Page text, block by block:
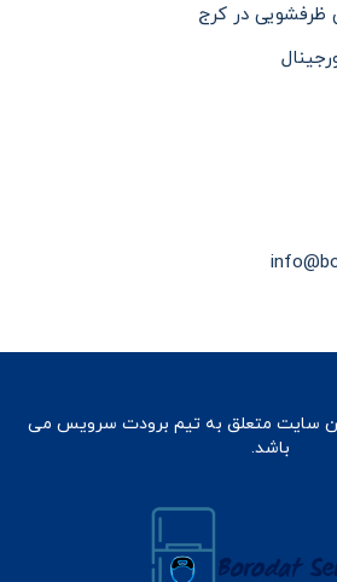
در کرج
این سایت متعلق به تیم برودت سرویس می
باشد.